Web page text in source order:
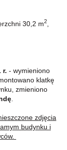
30,2 m2
r. - wymieniono
klatkę
zmieniono
zdjęcia
budynku i